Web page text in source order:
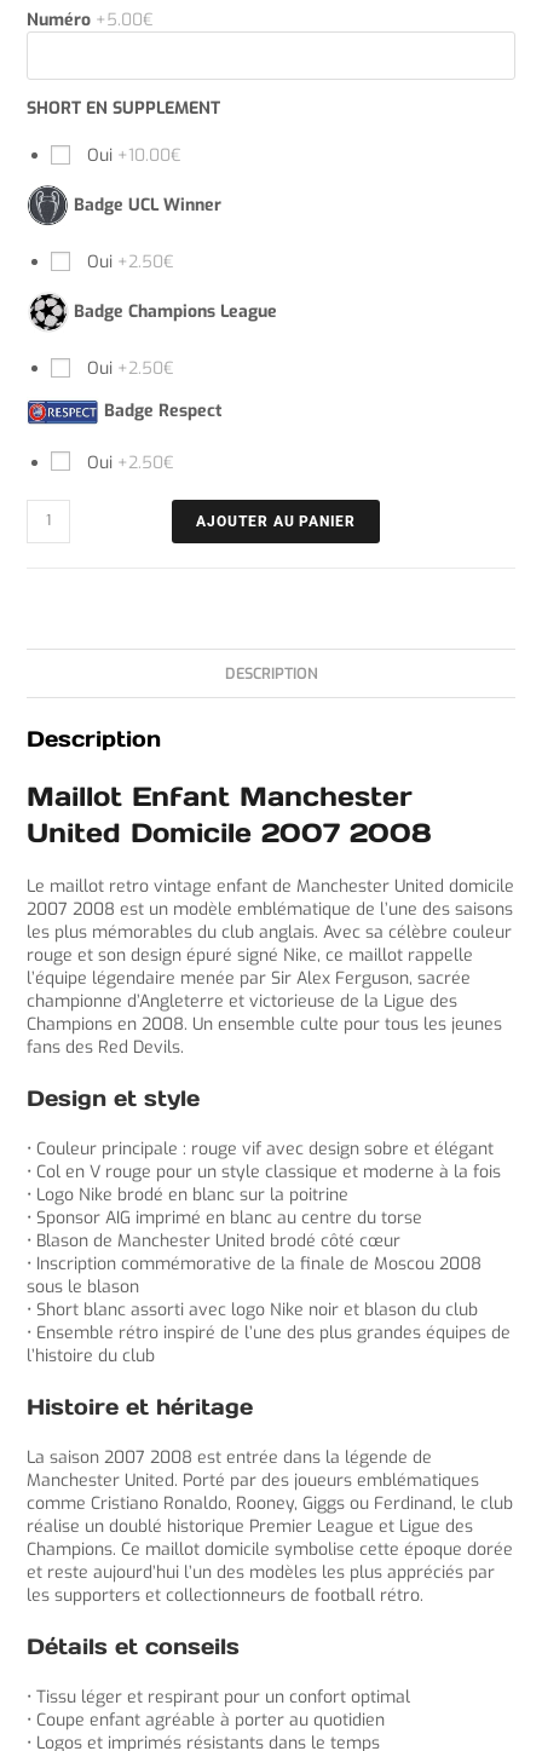
Numéro +5.00€
SHORT EN SUPPLEMENT
Oui +10.00€
Badge UCL Winner
Oui +2.50€
Badge Champions League
Oui +2.50€
Badge Respect
Oui +2.50€
AJOUTER AU PANIER
DESCRIPTION
Description
Maillot Enfant Manchester
United Domicile 2007 2008
Le maillot retro vintage enfant de Manchester United domicile
2007 2008 est un modèle emblématique de l’une des saisons
les plus mémorables du club anglais. Avec sa célèbre couleur
rouge et son design épuré signé Nike, ce maillot rappelle
l’équipe légendaire menée par Sir Alex Ferguson, sacrée
championne d’Angleterre et victorieuse de la Ligue des
Champions en 2008. Un ensemble culte pour tous les jeunes
fans des Red Devils.
Design et style
• Couleur principale : rouge vif avec design sobre et élégant
• Col en V rouge pour un style classique et moderne à la fois
• Logo Nike brodé en blanc sur la poitrine
• Sponsor AIG imprimé en blanc au centre du torse
• Blason de Manchester United brodé côté cœur
• Inscription commémorative de la finale de Moscou 2008
sous le blason
• Short blanc assorti avec logo Nike noir et blason du club
• Ensemble rétro inspiré de l’une des plus grandes équipes de
l’histoire du club
Histoire et héritage
La saison 2007 2008 est entrée dans la légende de
Manchester United. Porté par des joueurs emblématiques
comme Cristiano Ronaldo, Rooney, Giggs ou Ferdinand, le club
réalise un doublé historique Premier League et Ligue des
Champions. Ce maillot domicile symbolise cette époque dorée
et reste aujourd’hui l’un des modèles les plus appréciés par
les supporters et collectionneurs de football rétro.
Détails et conseils
• Tissu léger et respirant pour un confort optimal
• Coupe enfant agréable à porter au quotidien
• Logos et imprimés résistants dans le temps